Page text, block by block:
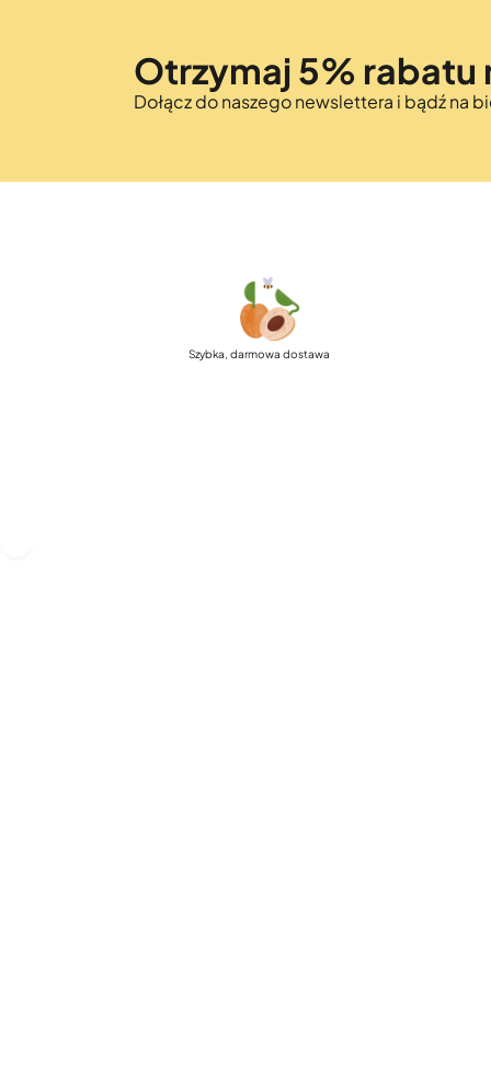
Otrzymaj 5% rabatu
Dołącz do naszego newslettera i bądź na
Szybka, darmowa dostawa